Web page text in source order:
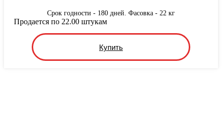
Срок годности - 180 дней. Фасовка - 22 кг
Купить
Продается по 22.00 штукам